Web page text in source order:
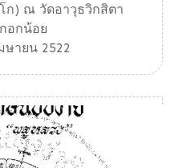
ก) ณ วัดอาวุธวิกสิตา
อกน้อย
ษายน 2522